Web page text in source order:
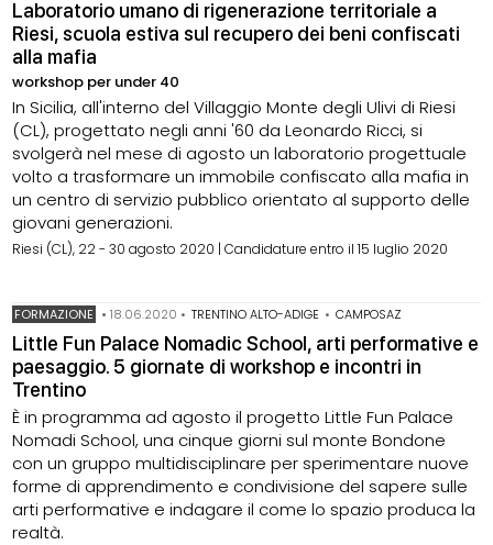
Laboratorio umano di rigenerazione territoriale a
Riesi, scuola estiva sul recupero dei beni confiscati
alla mafia
workshop per under 40
In Sicilia, all'interno del Villaggio Monte degli Ulivi di Riesi
(CL), progettato negli anni '60 da Leonardo Ricci, si
svolgerà nel mese di agosto un laboratorio progettuale
volto a trasformare un immobile confiscato alla mafia in
un centro di servizio pubblico orientato al supporto delle
giovani generazioni.
Riesi (CL), 22 - 30 agosto 2020 | Candidature entro il 15 luglio 2020
FORMAZIONE •18.06.2020 • TRENTINO ALTO-ADIGE • CAMPOSAZ
Little Fun Palace Nomadic School, arti performative e
paesaggio. 5 giornate di workshop e incontri in
Trentino
È in programma ad agosto il progetto Little Fun Palace
Nomadi School, una cinque giorni sul monte Bondone
con un gruppo multidisciplinare per sperimentare nuove
forme di apprendimento e condivisione del sapere sulle
arti performative e indagare il come lo spazio produca la
realtà.